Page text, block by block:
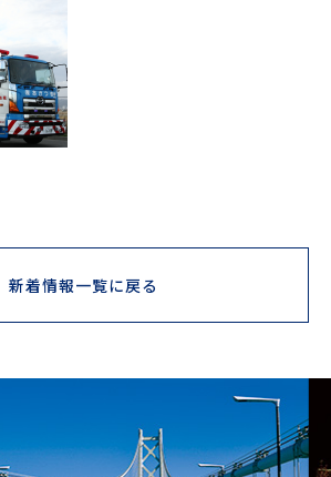
新着情報一覧に戻る